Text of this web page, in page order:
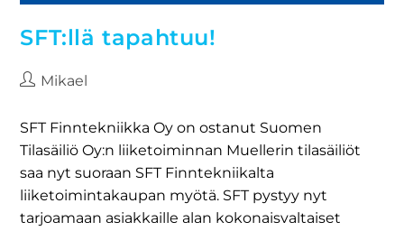
SFT:llä tapahtuu!
Mikael
SFT Finntekniikka Oy on ostanut Suomen
Tilasäiliö Oy:n liiketoiminnan Muellerin tilasäiliöt
saa nyt suoraan SFT Finntekniikalta
liiketoimintakaupan myötä. SFT pystyy nyt
tarjoamaan asiakkaille alan kokonaisvaltaiset